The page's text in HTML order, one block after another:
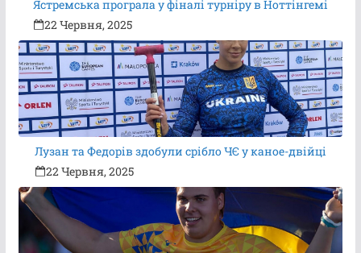
Ястремська програла у фіналі турніру в Ноттінгемі
22 Червня, 2025
Лузан та Федорів здобули срібло ЧЄ у каное-двійці
22 Червня, 2025